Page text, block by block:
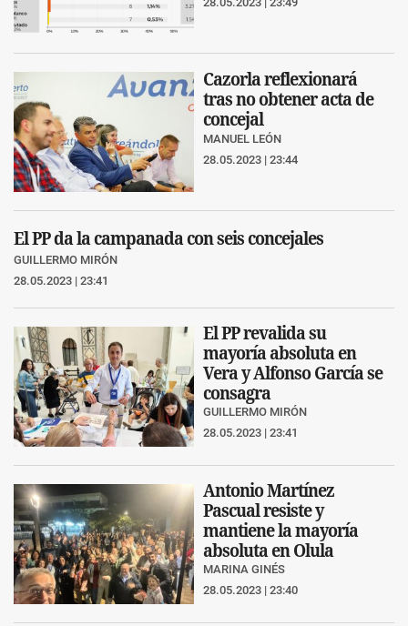
Cazorla reflexionará
tras no obtener acta de
concejal
MANUEL LEÓN
28.05.2023 | 23:44
El PP da la campanada con seis concejales
GUILLERMO MIRÓN
28.05.2023 | 23:41
El PP revalida su
mayoría absoluta en
Vera y Alfonso García se
consagra
GUILLERMO MIRÓN
28.05.2023 | 23:41
Antonio Martínez
Pascual resiste y
mantiene la mayoría
absoluta en Olula
MARINA GINÉS
28.05.2023 | 23:40